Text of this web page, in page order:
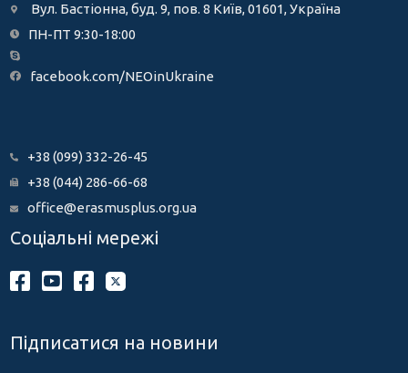
Вул. Бастіонна, буд. 9, пов. 8 Київ, 01601, Україна
ПН-ПТ 9:30-18:00
facebook.com/NEOinUkraine
+38 (099) 332-26-45
+38 (044) 286-66-68
office@erasmusplus.org.ua
Соціальні мережі
Підписатися на новини